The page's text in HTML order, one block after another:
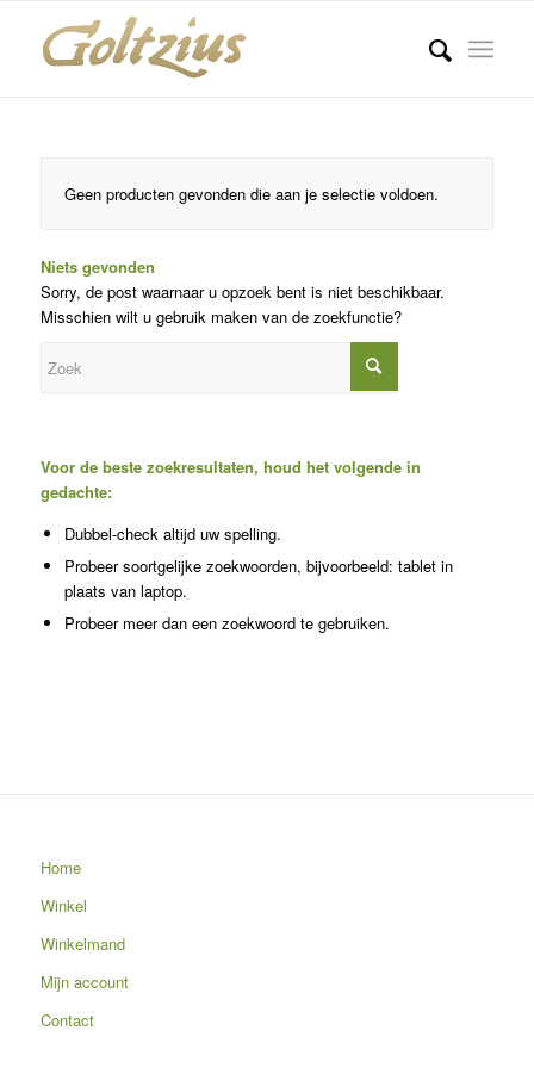
Geen producten gevonden die aan je selectie voldoen.
Niets gevonden
Sorry, de post waarnaar u opzoek bent is niet beschikbaar.
Misschien wilt u gebruik maken van de zoekfunctie?
Voor de beste zoekresultaten, houd het volgende in
gedachte:
Dubbel-check altijd uw spelling.
Probeer soortgelijke zoekwoorden, bijvoorbeeld: tablet in
plaats van laptop.
Probeer meer dan een zoekwoord te gebruiken.
Home
Winkel
Winkelmand
Mijn account
Contact